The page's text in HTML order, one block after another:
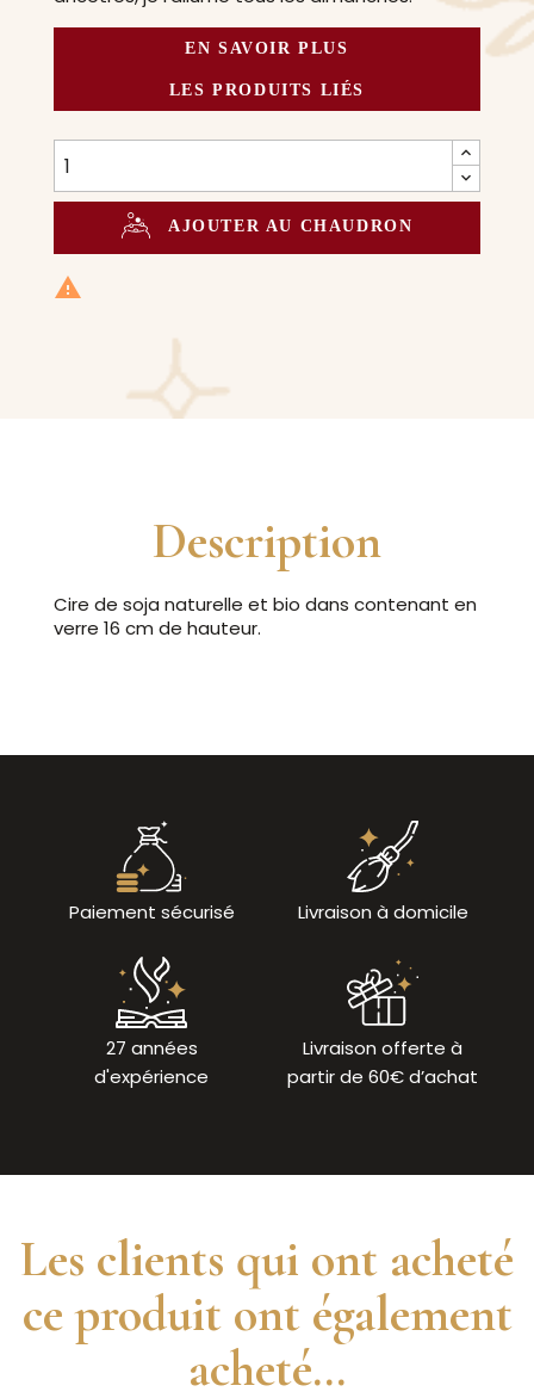
EN SAVOIR PLUS
LES PRODUITS LIÉS
AJOUTER AU CHAUDRON

Description
Cire de soja naturelle et bio dans contenant en
verre 16 cm de hauteur.
Paiement sécurisé Livraison à domicile
27 années
d'expérience
Livraison offerte à
partir de 60€ d’achat
Les clients qui ont acheté
ce produit ont également
acheté...